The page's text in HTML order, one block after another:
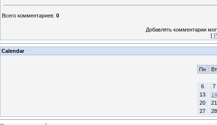
Всего комментариев: 0
Добавлять комментарии
[
Calendar
Пн
Вт
6
7
13
14
20
21
27
28